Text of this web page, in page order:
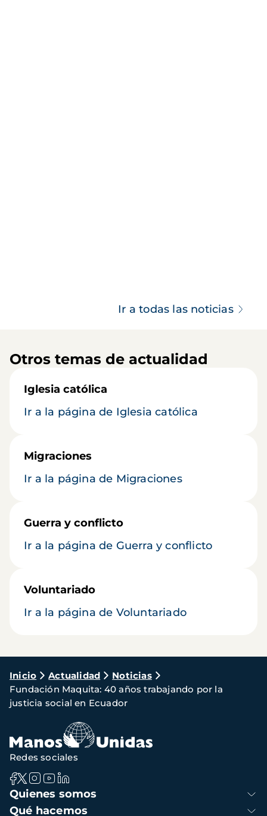
Ir a todas las noticias
Otros temas de actualidad
Iglesia católica
Ir a la página de Iglesia católica
Migraciones
Ir a la página de Migraciones
Guerra y conflicto
Ir a la página de Guerra y conflicto
Voluntariado
Ir a la página de Voluntariado
Ruta
de
navegación
Inicio Actualidad
Noticias
Fundación Maquita: 40 años trabajando por la
justicia social en Ecuador
Navegación
principal
Quienes somos
Qué hacemos
Redes sociales